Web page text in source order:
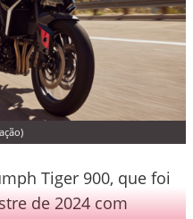
Tiger 900, que foi
de 2024 com